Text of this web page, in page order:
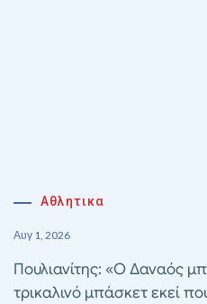
Αθλητικα
Αυγ 1, 2026
Πουλιανίτης: «Ο Δαναός
τρικαλινό μπάσκετ εκεί